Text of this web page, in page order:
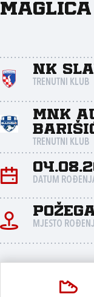
Maglica
NK
TRENUTNI KLUB
MNK
TRENUTNI KLUB
DATUM
MJESTO